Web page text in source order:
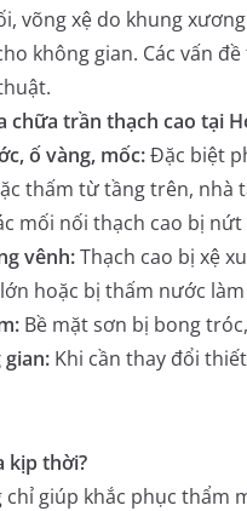
võng xệ do khung
không gian. Các vấn
chữa trần thạch cao tại
ố vàng, mốc:Đặc biệt
thấm từ tầng trên, nhà
mối nối thạch cao bị
vênh:Thạch cao bị xệ
hoặc bị thấm nước
Bề mặt sơn bị bong
gian: Khi cần thay đổi
kịp thời?
chỉ giúp khắc phục thẩm